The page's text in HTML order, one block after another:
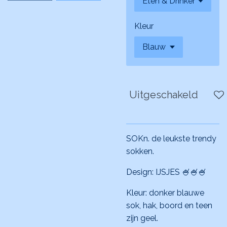
Kleur
Uitgeschakeld
SOKn. de leukste trendy
sokken.
Design: IJSJES 🍧🍧🍧
Kleur: donker blauwe
sok, hak, boord en teen
zijn geel.